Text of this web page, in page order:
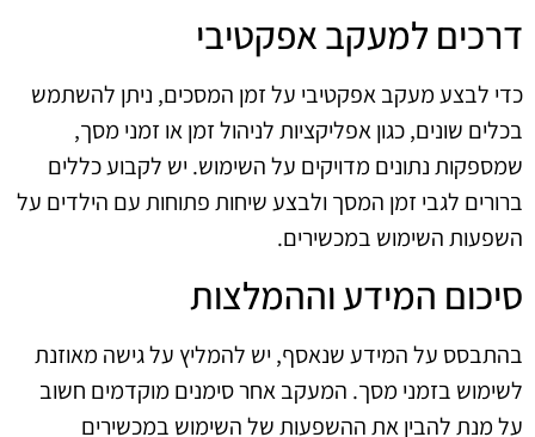
דרכים למעקב אפקטיבי
כדי לבצע מעקב אפקטיבי על זמן המסכים, ניתן להשתמש
בכלים שונים, כגון אפליקציות לניהול זמן או זמני מסך,
שמספקות נתונים מדויקים על השימוש. יש לקבוע כללים
ברורים לגבי זמן המסך ולבצע שיחות פתוחות עם הילדים על
השפעות השימוש במכשירים.
סיכום המידע וההמלצות
בהתבסס על המידע שנאסף, יש להמליץ על גישה מאוזנת
לשימוש בזמני מסך. המעקב אחר סימנים מוקדמים חשוב
על מנת להבין את ההשפעות של השימוש במכשירים